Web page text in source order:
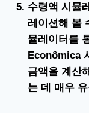
수령액 시뮬
레이션해 볼
뮬레이터를
Econômica
금액을 계산
는 데 매우